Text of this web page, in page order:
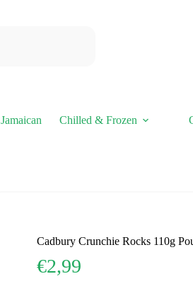
Jamaican Chilled & Frozen
Cadbury Crunchie Rocks 110g
€2,99